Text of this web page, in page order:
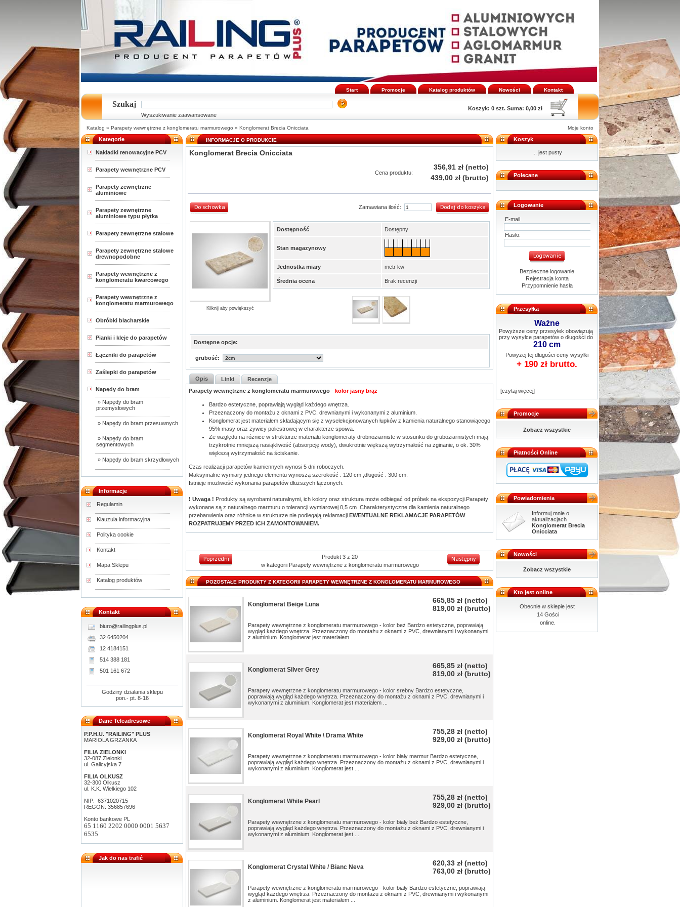
Start Promocje Katalog produktów Nowości Kontakt
Szukaj
Wyszukiwanie zaawansowane
Koszyk: 0 szt. Suma: 0,00 zł
Katalog » Parapety wewnętrzne z konglomeratu marmurowego » Konglomerat Brecia Onicciata Moje konto
Kategorie
Nakładki renowacyjne PCV
Parapety wewnętrzne PCV
Parapety zewnętrzne
aluminiowe
Parapety zewnętrzne
aluminiowe typu płytka
Parapety zewnętrzne stalowe
Parapety zewnętrzne stalowe
drewnopodobne
Parapety wewnętrzne z
konglomeratu kwarcowego
Parapety wewnętrzne z
konglomeratu marmurowego
Obróbki blacharskie
Pianki i kleje do parapetów
Łączniki do parapetów
Zaślepki do parapetów
Napędy do bram
» Napędy do bram
przemysłowych
» Napędy do bram przesuwnych
» Napędy do bram
segmentowych
» Napędy do bram skrzydłowych
Informacje
Regulamin
Klauzula informacyjna
Polityka cookie
Kontakt
Mapa Sklepu
Katalog produktów
Kontakt
biuro@railingplus.pl
32 6450204
12 4184151
514 388 181
501 161 672
Godziny działania sklepu
pon.- pt. 8-16
Dane Teleadresowe
P.P.H.U. "RAILING" PLUS
MARIOLA GRZANKA
FILIA ZIELONKI
32-087 Zielonki
ul. Galicyjska 7
FILIA OLKUSZ
32-300 Olkusz
ul. K.K. Wielkiego 102
NIP: 6371020715
REGON: 356857696
Konto bankowe PL
65 1160 2202 0000 0001 5637
6535
Jak do nas trafić
INFORMACJE O PRODUKCIE
Konglomerat Brecia Onicciata
Cena produktu:
356,91 zł(netto)
439,00 zł(brutto)
Zamawiana ilość:
Kliknij aby powiększyć
Dostępność Dostępny
Stan magazynowy
Jednostka miary metr kw
Średnia ocena Brak recenzji
Dostępne opcje:
grubość:
Opis Linki
Recenzje
Parapety wewnętrzne z konglomeratu marmurowego - kolor jasny brąz
Bardzo estetyczne, poprawiają wygląd każdego wnętrza.
Przeznaczony do montażu z oknami z PVC, drewnianymi i wykonanymi z aluminium.
Konglomerat jest materiałem składającym się z wyselekcjonowanych łupków z kamienia naturalnego stanowiącego
95% masy oraz żywicy poliestrowej w charakterze spoiwa.
Ze względu na różnice w strukturze materiału konglomeraty drobnoziarniste w stosunku do gruboziarnistych mają
trzykrotnie mniejszą nasiąkliwość (absorpcję wody), dwukrotnie większą wytrzymałość na zginanie, o ok. 30%
większą wytrzymałość na ściskanie.
Czas realizacji parapetów kamiennych wynosi 5 dni roboczych.
Maksymalne wymiary jednego elementu wynoszą szerokość : 120 cm ,długość : 300 cm.
Istnieje mozliwość wykonania parapetów dłuższych łączonych.
! Uwaga ! Produkty są wyrobami naturalnymi, ich kolory oraz struktura może odbiegać od próbek na ekspozycji.Parapety
wykonane są z naturalnego marmuru o tolerancji wymiarowej 0,5 cm .Charakterystyczne dla kamienia naturalnego
przebarwienia oraz różnice w strukturze nie podlegają reklamacji. EWENTUALNE REKLAMACJE PARAPETÓW
ROZPATRUJEMY PRZED ICH ZAMONTOWANIEM.
Produkt 3 z 20
w kategorii Parapety wewnętrzne z konglomeratu marmurowego
POZOSTAŁE PRODUKTY Z KATEGORII PARAPETY WEWNĘTRZNE Z KONGLOMERATU MARMUROWEGO
Konglomerat Beige Luna 665,85 zł (netto)
819,00 zł (brutto)
Parapety wewnętrzne z konglomeratu marmurowego - kolor beż Bardzo estetyczne, poprawiają
wygląd każdego wnętrza. Przeznaczony do montażu z oknami z PVC, drewnianymi i wykonanymi
z aluminium. Konglomerat jest materiałem ...
Konglomerat Silver Grey 665,85 zł (netto)
819,00 zł (brutto)
Parapety wewnętrzne z konglomeratu marmurowego - kolor srebny Bardzo estetyczne,
poprawiają wygląd każdego wnętrza. Przeznaczony do montażu z oknami z PVC, drewnianymi i
wykonanymi z aluminium. Konglomerat jest materiałem ...
Konglomerat Royal White \ Drama White 755,28 zł (netto)
929,00 zł (brutto)
Parapety wewnętrzne z konglomeratu marmurowego - kolor biały marmur Bardzo estetyczne,
poprawiają wygląd każdego wnętrza. Przeznaczony do montażu z oknami z PVC, drewnianymi i
wykonanymi z aluminium. Konglomerat jest ...
Konglomerat White Pearl 755,28 zł (netto)
929,00 zł (brutto)
Parapety wewnętrzne z konglomeratu marmurowego - kolor biały beż Bardzo estetyczne,
poprawiają wygląd każdego wnętrza. Przeznaczony do montażu z oknami z PVC, drewnianymi i
wykonanymi z aluminium. Konglomerat jest ...
Konglomerat Crystal White / Bianc Neva 620,33 zł (netto)
763,00 zł (brutto)
Parapety wewnętrzne z konglomeratu marmurowego - kolor biały Bardzo estetyczne, poprawiają
wygląd każdego wnętrza. Przeznaczony do montażu z oknami z PVC, drewnianymi i wykonanymi
z aluminium. Konglomerat jest materiałem ...
Koszyk
... jest pusty
Polecane
Logowanie
E-mail
Hasło:
Bezpieczne logowanie
Rejestracja konta
Przypomnienie hasła
Przesyłka
Ważne
Powyższe ceny przesyłek obowiązują
przy wysyłce parapetów o długości do
210 cm
Powyżej tej długości ceny wysyłki
+ 190 zł brutto.
[czytaj więcej]
Promocje
Zobacz wszystkie
Płatności Online
Powiadomienia
Informuj mnie o
aktualizacjach
Konglomerat Brecia
Onicciata
Nowości
Zobacz wszystkie
Kto jest online
Obecnie w sklepie jest
14 Gości
online.